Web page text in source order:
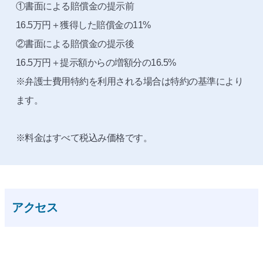
①書面による賠償金の提示前
16.5万円＋獲得した賠償金の11%
②書面による賠償金の提示後
16.5万円＋提示額からの増額分の16.5%
※弁護士費用特約を利用される場合は特約の基準により
ます。
※料金はすべて税込み価格です。
アクセス